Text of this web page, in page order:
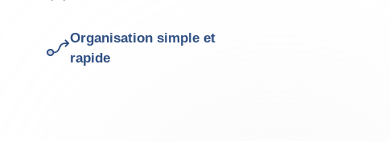
Organisation simple et
rapide